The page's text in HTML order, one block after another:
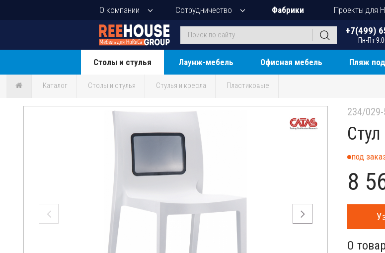
О компании Сотрудничество Фабрики Проекты для
+7(499)
Пн-Пт
Столы и стулья Лаунж-мебель Офисная мебель Пляж
Каталог Столы и стулья Стулья и кресла Пластиковые
234/029-
под
8
О